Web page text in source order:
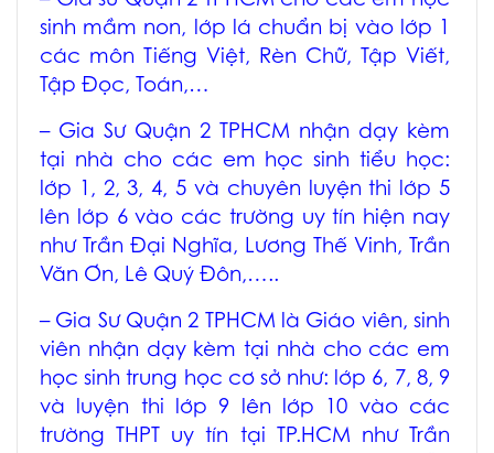
sinh mầm non, lớp lá chuẩn bị vào lớp 1
các môn Tiếng Việt, Rèn Chữ, Tập Viết,
Tập Đọc, Toán,…
– Gia Sư Quận 2 TPHCM nhận dạy kèm
tại nhà cho các em học sinh tiểu học:
lớp 1, 2, 3, 4, 5 và chuyên luyện thi lớp 5
lên lớp 6 vào các trường uy tín hiện nay
như Trần Đại Nghĩa, Lương Thế Vinh, Trần
Văn Ơn, Lê Quý Đôn,…..
– Gia Sư Quận 2 TPHCM là Giáo viên, sinh
viên nhận dạy kèm tại nhà cho các em
học sinh trung học cơ sở như: lớp 6, 7, 8, 9
và luyện thi lớp 9 lên lớp 10 vào các
trường THPT uy tín tại TP.HCM như Trần